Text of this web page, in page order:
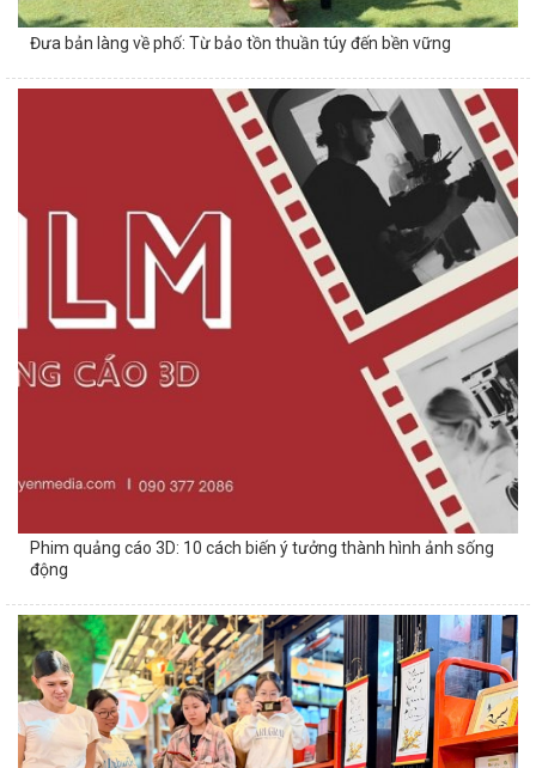
Đưa bản làng về phố: Từ bảo tồn thuần túy đến bền vững
Phim quảng cáo 3D: 10 cách biến ý tưởng thành hình ảnh sống
động